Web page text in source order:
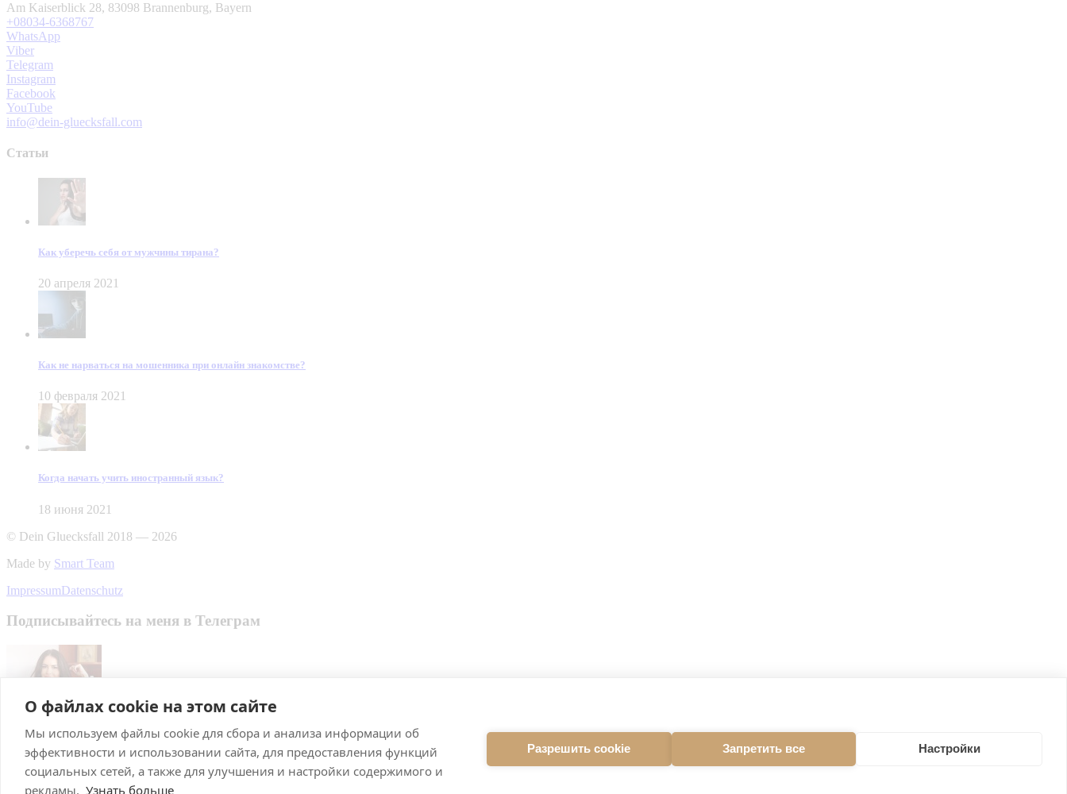
О файлах cookie на этом сайте
Мы используем файлы cookie для сбора и анализа информации об
эффективности и использовании сайта, для предоставления функций
социальных сетей, а также для улучшения и настройки содержимого и
рекламы. Узнать больше
Разрешить cookie Запретить все Настройки
Am Kaiserblick 28, 83098 Brannenburg, Bayern
+08034-6368767
WhatsApp
Viber
Telegram
Instagram
Facebook
YouTube
info@dein-gluecksfall.com
Статьи
Как уберечь себя от мужчины тирана?
20 апреля 2021
Как не нарваться на мошенника при онлайн знакомстве?
10 февраля 2021
Когда начать учить иностранный язык?
18 июня 2021
© Dein Gluecksfall 2018 — 2026
Made by Smart Team
ImpressumDatenschutz
Подписывайтесь на меня в Телеграм
Подписаться
Брачное агентство в Германии